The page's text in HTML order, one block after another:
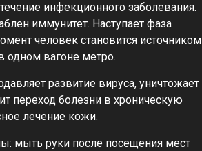
инфекционного заболевания.
иммунитет. Наступает фаза
человек становится источником
одном вагоне метро.
развитие вируса, уничтожает
переход болезни в хроническую
лечение кожи.
мыть руки после посещения мест